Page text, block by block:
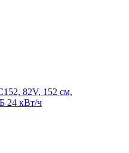
82V, 152 см,
24 кВт/ч